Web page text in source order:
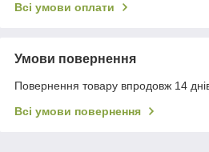
Всі умови оплати
Умови повернення
Повернення товару впродовж 14
Всі умови повернення